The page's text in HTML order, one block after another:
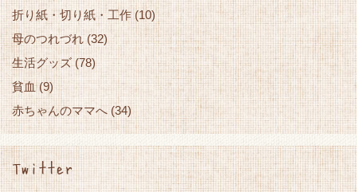
折り紙・切り紙・工作(10)
母のつれづれ(32)
生活グッズ(78)
貧血(9)
赤ちゃんのママへ (34)
Twitter